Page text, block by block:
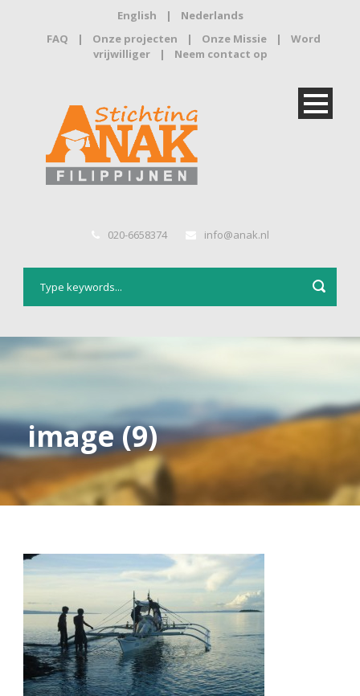
English |
Nederlands
FAQ
| Onze projecten | Onze Missie |
Word
vrijwilliger
| Neem contact op
020-6658374 info@anak.nl
image (9)